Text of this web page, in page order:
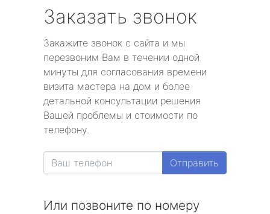
Заказать звонок
Закажите звонок с сайта и мы
перезвоним Вам в течении одной
минуты для согласования времени
визита мастера на дом и более
детальной консультации решения
Вашей проблемы и стоимости по
телефону.
Отправить
Или позвоните по номеру